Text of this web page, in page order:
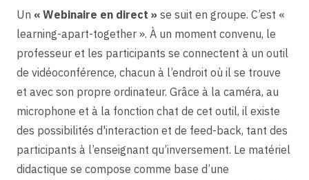
Un « Webinaire en direct » se suit en groupe. C’est «
learning-apart-together ». À un moment convenu, le
professeur et les participants se connectent à un outil
de vidéoconférence, chacun à l’endroit où il se trouve
et avec son propre ordinateur. Grâce à la caméra, au
microphone et à la fonction chat de cet outil, il existe
des possibilités d'interaction et de feed-back, tant des
participants à l’enseignant qu’inversement. Le matériel
didactique se compose comme base d’une